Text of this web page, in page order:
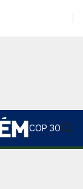
COP 30